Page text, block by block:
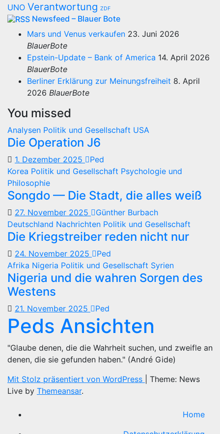
UNO Verantwortung ZDF
Newsfeed – Blauer Bote
Mars und Venus verkaufen 23. Juni 2026
BlauerBote
Epstein-Update – Bank of America 14. April 2026
BlauerBote
Berliner Erklärung zur Meinungsfreiheit 8. April
2026 BlauerBote
You missed
Analysen Politik und Gesellschaft USA
Die Operation J6
1. Dezember 2025
Ped
Korea Politik und Gesellschaft Psychologie und
Philosophie
Songdo — Die Stadt, die alles weiß
27. November 2025
Günther Burbach
Deutschland Nachrichten Politik und Gesellschaft
Die Kriegstreiber reden nicht nur
24. November 2025
Ped
Afrika Nigeria Politik und Gesellschaft Syrien
Nigeria und die wahren Sorgen des
Westens
21. November 2025 Ped
Peds Ansichten
"Glaube denen, die die Wahrheit suchen, und zweifle an
denen, die sie gefunden haben." (André Gide)
Mit Stolz präsentiert von WordPress
Theme: News
Live by Themeansar.
Home